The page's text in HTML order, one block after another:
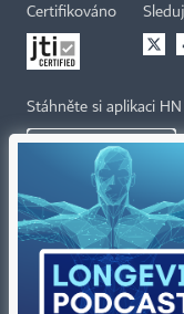
Certifikováno
Stáhněte si aplikaci HN
Kontakty
Tiráž redakce HN